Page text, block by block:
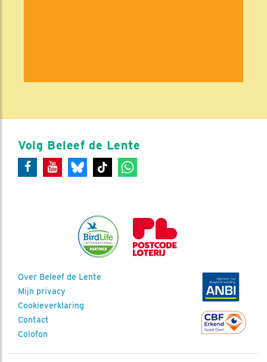
Volg Beleef de Lente
Over Beleef de Lente
Mijn privacy
Cookieverklaring
Contact
Colofon